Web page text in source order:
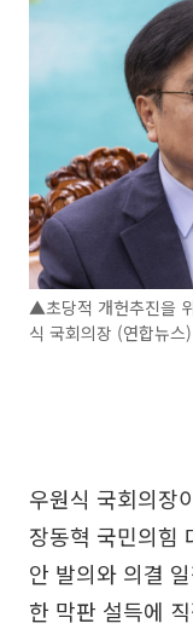
▲초당적 개헌추진을
식 국회의장 (연합뉴스)
우원식 국회의장
장동혁 국민의힘
안 발의와 의결
한 막판 설득에